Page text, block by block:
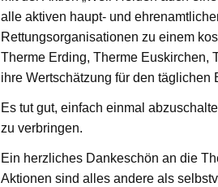
alle aktiven haupt- und
Rettungsorganisationen zu einem
Therme Erding, Therme Euskirchen,
ihre Wertschätzung für den
Es tut gut, einfach einmal
zu verbringen.
Ein herzliches Dankeschön an die
Aktionen sind alles andere als